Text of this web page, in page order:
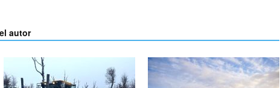
autor